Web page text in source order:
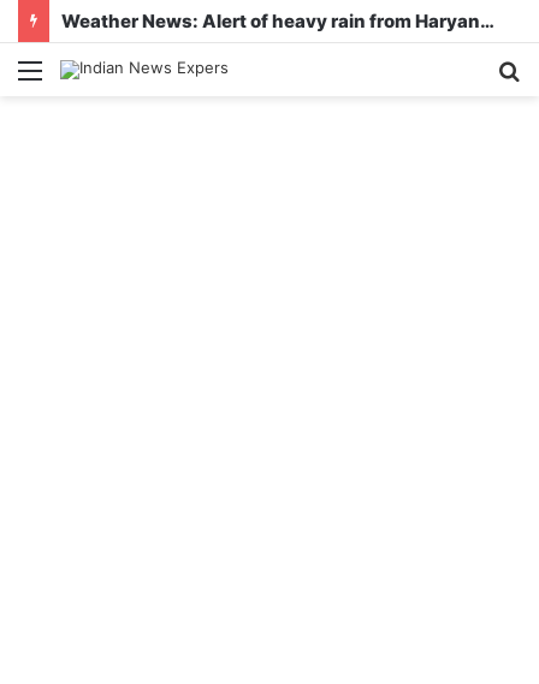
Weather News: Alert of heavy rain from Haryana-Gujarat to Odisha, monsoon is active in many states
Menu